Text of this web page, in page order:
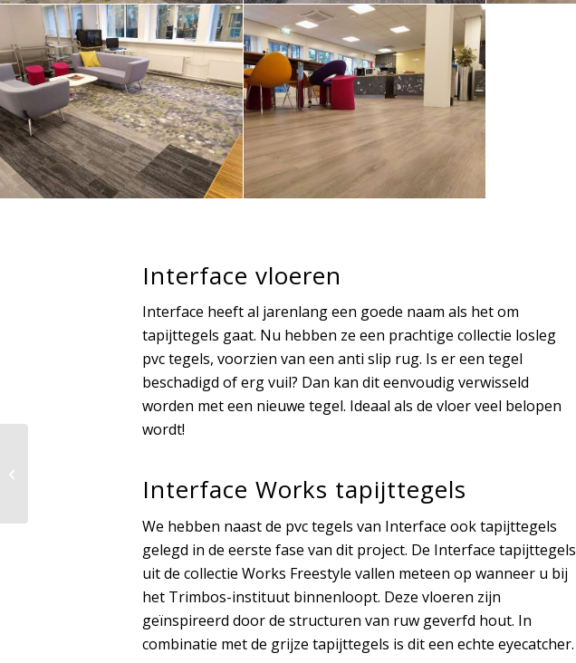
Interface vloeren
Interface heeft al jarenlang een goede naam als het om
tapijttegels gaat. Nu hebben ze een prachtige collectie losleg
pvc tegels, voorzien van een anti slip rug. Is er een tegel
beschadigd of erg vuil? Dan kan dit eenvoudig verwisseld
worden met een nieuwe tegel. Ideaal als de vloer veel belopen
wordt!
Interface Works tapijttegels
We hebben naast de pvc tegels van Interface ook tapijttegels
gelegd in de eerste fase van dit project. De Interface tapijttegels
uit de collectie Works Freestyle vallen meteen op wanneer u bij
het Trimbos-instituut binnenloopt. Deze vloeren zijn
geïnspireerd door de structuren van ruw geverfd hout. In
combinatie met de grijze tapijttegels is dit een echte eyecatcher.